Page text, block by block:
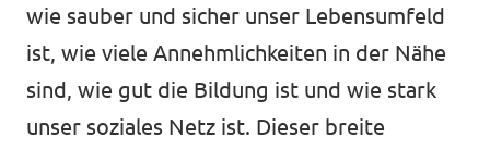
wie sauber und sicher unser Lebensumfeld
ist, wie viele Annehmlichkeiten in der Nähe
sind, wie gut die Bildung ist und wie stark
unser soziales Netz ist. Dieser breite